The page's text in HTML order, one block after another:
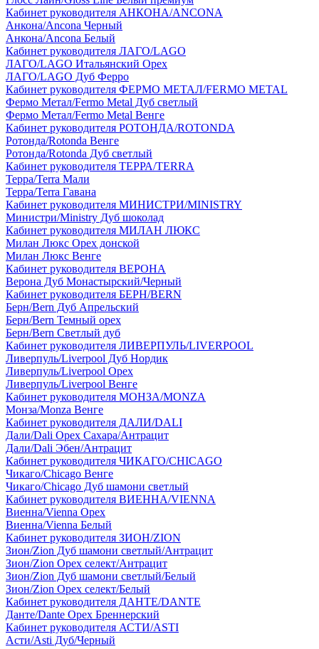
Кабинет руководителя АНКОНА/ANCONA
Анкона/Ancona Черный
Анкона/Ancona Белый
Кабинет руководителя ЛАГО/LAGO
ЛАГО/LAGO Итальянский Орех
ЛАГО/LAGO Дуб Ферро
Кабинет руководителя ФЕРМО МЕТАЛ/FERMO METAL
Фермо Метал/Fermo Metal Дуб светлый
Фермо Метал/Fermo Metal Венге
Кабинет руководителя РОТОНДА/ROTONDA
Ротонда/Rotonda Венге
Ротонда/Rotonda Дуб светлый
Кабинет руководителя ТЕРРА/TERRA
Терра/Terra Мали
Терра/Terra Гавана
Кабинет руководителя МИНИСТРИ/MINISTRY
Министри/Ministry Дуб шоколад
Кабинет руководителя МИЛАН ЛЮКС
Милан Люкс Орех донской
Милан Люкс Венге
Кабинет руководителя ВЕРОНА
Верона Дуб Монастырский/Черный
Кабинет руководителя БЕРН/BERN
Берн/Bern Дуб Апрельский
Берн/Bern Темный орех
Берн/Bern Светлый дуб
Кабинет руководителя ЛИВЕРПУЛЬ/LIVERPOOL
Ливерпуль/Liverpool Дуб Нордик
Ливерпуль/Liverpool Орех
Ливерпуль/Liverpool Венге
Кабинет руководителя МОНЗА/MONZA
Монза/Monza Венге
Кабинет руководителя ДАЛИ/DALI
Дали/Dali Орех Cахара/Антрацит
Дали/Dali Эбен/Антрацит
Кабинет руководителя ЧИКАГО/CHICAGO
Чикаго/Chicago Венге
Чикаго/Chicago Дуб шамони светлый
Кабинет руководителя ВИЕННА/VIENNA
Виенна/Vienna Орех
Виенна/Vienna Белый
Кабинет руководителя ЗИОН/ZION
Зион/Zion Дуб шамони светлый/Антрацит
Зион/Zion Орех селект/Антрацит
Зион/Zion Дуб шамони светлый/Белый
Зион/Zion Орех селект/Белый
Кабинет руководителя ДАНТЕ/DANTE
Данте/Dante Орех Бреннерский
Кабинет руководителя АСТИ/ASTI
Асти/Asti Дуб/Черный